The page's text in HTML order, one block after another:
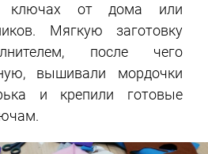
ключах от дома или
Мягкую заготовку
после чего
вышивали мордочки
и крепили готовые